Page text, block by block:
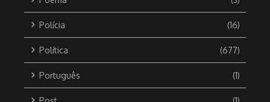
Polícia (16)
Política (677)
Português (1)